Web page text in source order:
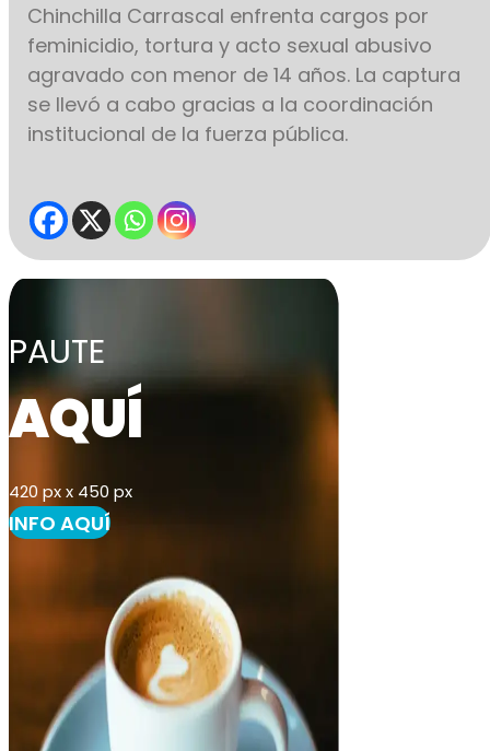
Chinchilla Carrascal enfrenta cargos por
feminicidio, tortura y acto sexual abusivo
agravado con menor de 14 años. La captura
se llevó a cabo gracias a la coordinación
institucional de la fuerza pública.
PAUTE
AQUÍ
420 px x 450 px
INFO AQUÍ